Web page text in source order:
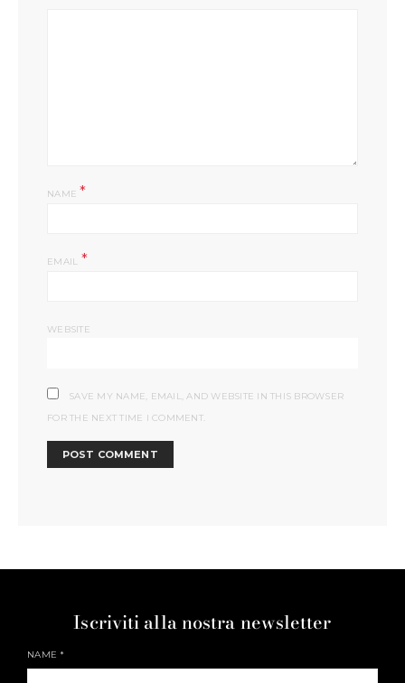
NAME*
EMAIL *
WEBSITE
SAVE MY NAME, EMAIL, AND WEBSITE IN THIS BROWSER
FOR THE NEXT TIME I COMMENT.
Iscriviti alla nostra newsletter
NAME*